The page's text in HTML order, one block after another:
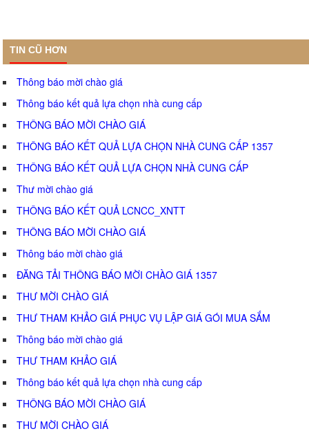
TIN CŨ HƠN
Thông báo mời chào giá
Thông báo kết quả lựa chọn nhà cung cấp
THÔNG BÁO MỜI CHÀO GIÁ
THÔNG BÁO KẾT QUẢ LỰA CHỌN NHÀ CUNG CẤP 1357
THÔNG BÁO KẾT QUẢ LỰA CHỌN NHÀ CUNG CẤP
Thư mời chào giá
THÔNG BÁO KẾT QUẢ LCNCC_XNTT
THÔNG BÁO MỜI CHÀO GIÁ
Thông báo mời chào giá
ĐĂNG TẢI THÔNG BÁO MỜI CHÀO GIÁ 1357
THƯ MỜI CHÀO GIÁ
THƯ THAM KHẢO GIÁ PHỤC VỤ LẬP GIÁ GÓI MUA SẮM
Thông báo mời chào giá
THƯ THAM KHẢO GIÁ
Thông báo kết quả lựa chọn nhà cung cấp
THÔNG BÁO MỜI CHÀO GIÁ
THƯ MỜI CHÀO GIÁ